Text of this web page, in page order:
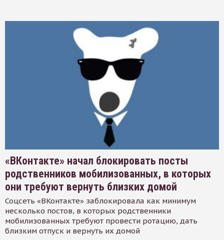
«ВКонтакте» начал блокировать посты
родственников мобилизованных, в которых
они требуют вернуть близких домой
Соцсеть «ВКонтакте» заблокировала как минимум
несколько постов, в которых родственники
мобилизованных требуют провести ротацию, дать
близким отпуск и вернуть их домой